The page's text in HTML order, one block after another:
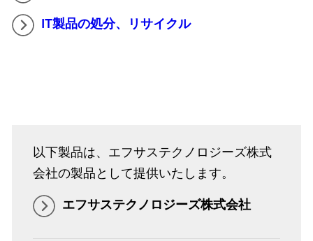
IT製品の処分、リサイクル
以下製品は、エフサステクノロジーズ株式
会社の製品として提供いたします。
エフサステクノロジーズ株式会社